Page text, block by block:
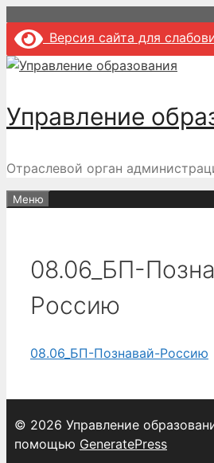
содержимому
Версия сайта для
Управление
Отраслевой орган
Меню
08.06_БП-
Россию
08.06_БП-Познавай-Россию
© 2026 Управление
помощью GeneratePress